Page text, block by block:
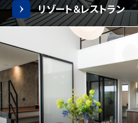
リゾート＆レストラン